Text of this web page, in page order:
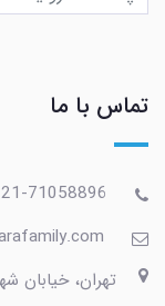
تماس با ما
تهران، خیابان